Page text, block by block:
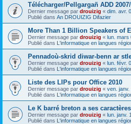
Télécharger/Pellgargañ ADD
Dernier message par drouizig « dim. avr.
Publié dans An DROUIZIG Difazier
More Than 1 Billion Speakers of
Dernier message par drouizig « lun. mars
Publié dans L'informatique en langues
Pennadoù-skrid diwar-benn ar
Dernier message par drouizig « lun. févr.
Publié dans L'informatique en langues
Liste des LIPs pour Office 2010
Dernier message par drouizig « ven. janv.
Publié dans L'informatique en langues
Le K barré breton a ses
Dernier message par drouizig « lun. janv.
Publié dans L'informatique en langues